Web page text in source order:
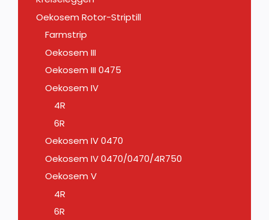
Oekosem Rotor-Striptill
Farmstrip
Oekosem III
Oekosem III 0475
Oekosem IV
4R
6R
Oekosem IV 0470
Oekosem IV 0470/0470/4R750
Oekosem V
4R
6R